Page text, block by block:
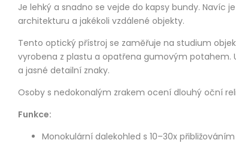
Je lehký a snadno se vejde do kapsy bundy.
architekturu a jakékoli vzdálené objekty.
Tento optický přístroj se zaměřuje na studium
vyrobena z plastu a opatřena gumovým potahem.
a jasné detailní znaky.
Osoby s nedokonalým zrakem ocení dlouhý oční
Funkce:
Monokulární dalekohled s 10–30x přibližováním